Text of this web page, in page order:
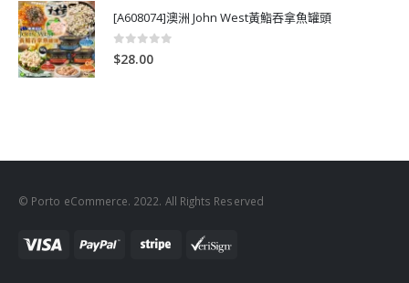
[A608074]澳洲 John West黃鮨吞拿魚罐頭
0 out of 5
$28.00
© Porto eCommerce. 2022. All Rights Reserved